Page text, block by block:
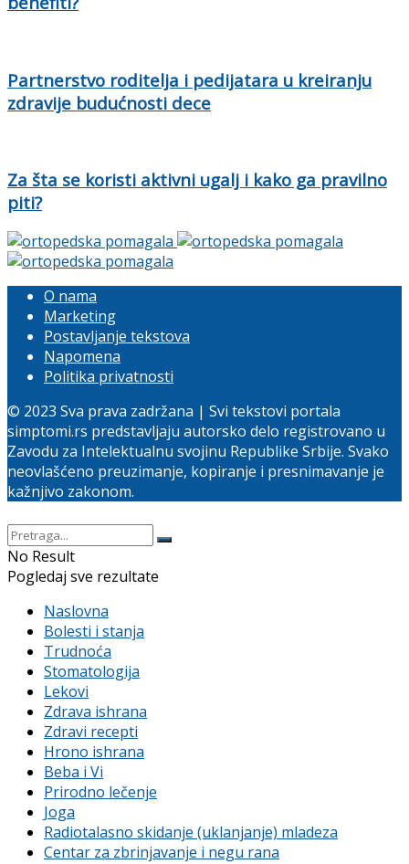
Partnerstvo roditelja i pedijatara u kreiranju
zdravije budućnosti dece
Za šta se koristi aktivni ugalj i kako ga pravilno
piti?
O nama
Marketing
Postavljanje tekstova
Napomena
Politika privatnosti
© 2023 Sva prava zadržana | Svi tekstovi portala
simptomi.rs predstavljaju autorsko delo registrovano u
Zavodu za Intelektualnu svojinu Republike Srbije. Svako
neovlašćeno preuzimanje, kopiranje i presnimavanje je
kažnjivo zakonom.
No Result
Pogledaj sve rezultate
Naslovna
Bolesti i stanja
Trudnoća
Stomatologija
Lekovi
Zdrava ishrana
Zdravi recepti
Hrono ishrana
Beba i Vi
Prirodno lečenje
Joga
Radiotalasno skidanje (uklanjanje) mladeza
Centar za zbrinjavanje i negu rana